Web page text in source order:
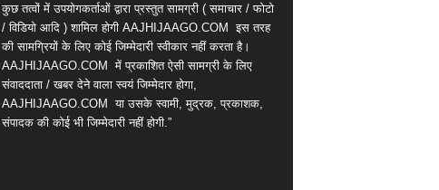
कुछ तत्वों में उपयोगकर्ताओं द्वारा प्रस्तुत सामग्री ( समाचार / फोटो
/ विडियो आदि ) शामिल होगी AAJHIJAAGO.COM इस तरह
की सामग्रियों के लिए कोई जिम्मेदारी स्वीकार नहीं करता है।
AAJHIJAAGO.COM में प्रकाशित ऐसी सामग्री के लिए
संवाददाता / खबर देने वाला स्वयं जिम्मेदार होगा,
AAJHIJAAGO.COM
या उसके स्वामी, मुद्रक, प्रकाशक,
संपादक की कोई भी जिम्मेदारी नहीं होगी.”